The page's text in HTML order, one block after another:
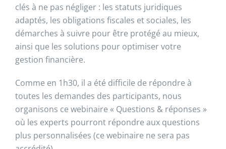
clés à ne pas négliger : les statuts juridiques
adaptés, les obligations fiscales et sociales, les
démarches à suivre pour être protégé au mieux,
ainsi que les solutions pour optimiser votre
gestion financière.
Comme en 1h30, il a été difficile de répondre à
toutes les demandes des participants, nous
organisons ce webinaire « Questions & réponses »
où les experts pourront répondre aux questions
plus personnalisées (ce webinaire ne sera pas